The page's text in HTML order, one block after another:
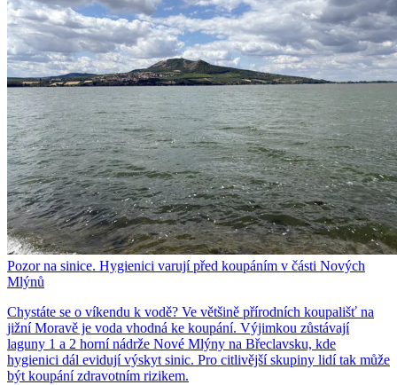
Pozor na sinice. Hygienici varují před koupáním v části Nových
Mlýnů
Chystáte se o víkendu k vodě? Ve většině přírodních koupališť na
jižní Moravě je voda vhodná ke koupání. Výjimkou zůstávají
laguny 1 a 2 horní nádrže Nové Mlýny na Břeclavsku, kde
hygienici dál evidují výskyt sinic. Pro citlivější skupiny lidí tak může
být koupání zdravotním rizikem.